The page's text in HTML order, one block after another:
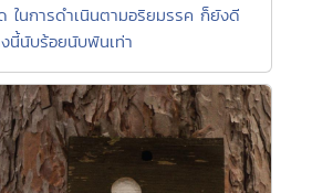
ในการดำเนินตามอริยมรรค ก็ยังดี
นี้นับร้อยนับพันเท่า